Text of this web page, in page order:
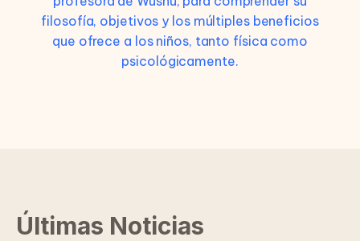
filosofía, objetivos y los múltiples beneficios
que ofrece a los niños, tanto física como
psicológicamente.
Últimas Noticias